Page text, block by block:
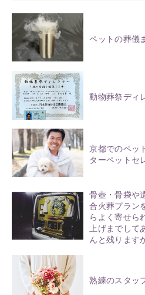
ペットの葬儀
動物葬祭ディ
京都でのペッ
ターペットセ
骨壺・骨袋や
合火葬プラン
らよく寄せら
上げまでして
んと残ります
熟練のスタッ